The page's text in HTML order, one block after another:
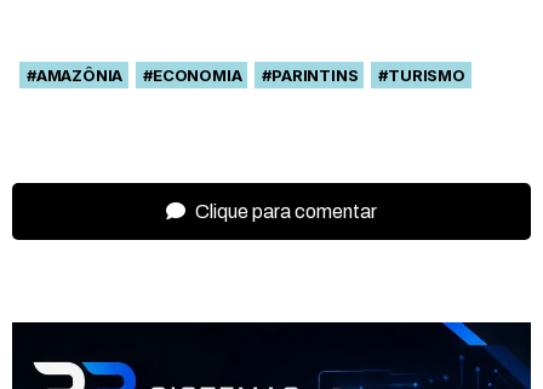
#AMAZÔNIA #ECONOMIA #PARINTINS #TURISMO
Clique para comentar